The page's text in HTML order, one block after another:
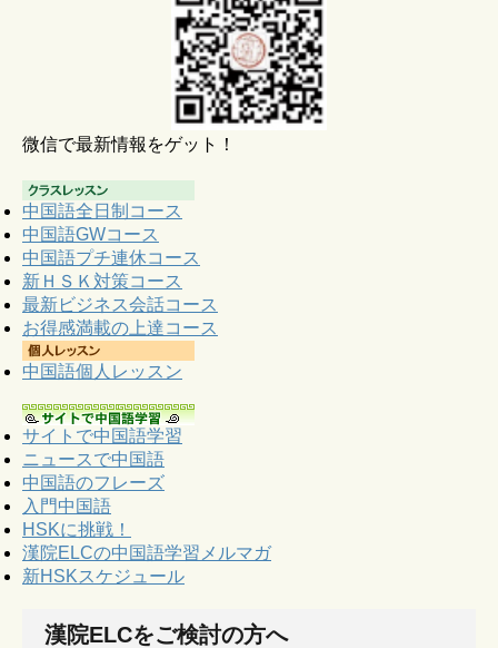
微信で最新情報をゲット！
中国語全日制コース
中国語GWコース
中国語プチ連休コース
新ＨＳＫ対策コース
最新ビジネス会話コース
お得感満載の上達コース
中国語個人レッスン
サイトで中国語学習
ニュースで中国語
中国語のフレーズ
入門中国語
HSKに挑戦！
漢院ELCの中国語学習メルマガ
新HSKスケジュール
漢院ELCをご検討の方へ